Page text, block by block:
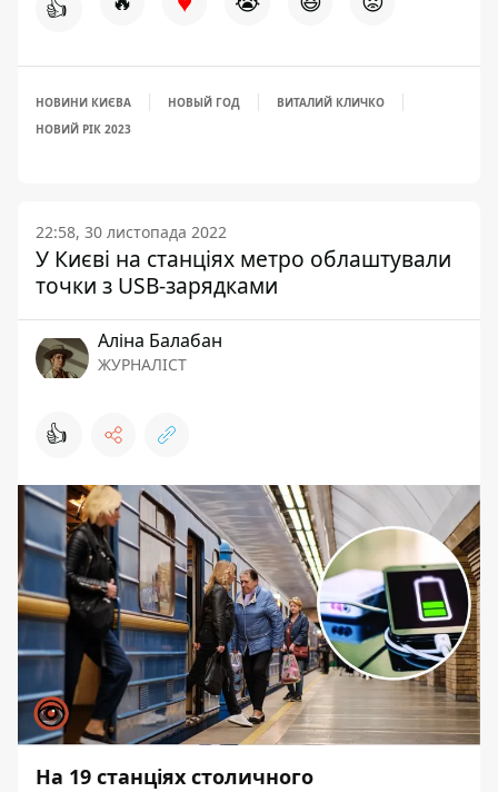
👍
НОВИНИ КИЄВА НОВЫЙ ГОД
ВИТАЛИЙ КЛИЧКО
НОВИЙ РІК 2023
22:58, 30 листопада 2022
У Києві на станціях метро облаштували
точки з USB-зарядками
Аліна Балабан
ЖУРНАЛІСТ
👍
На 19 станціях столичного